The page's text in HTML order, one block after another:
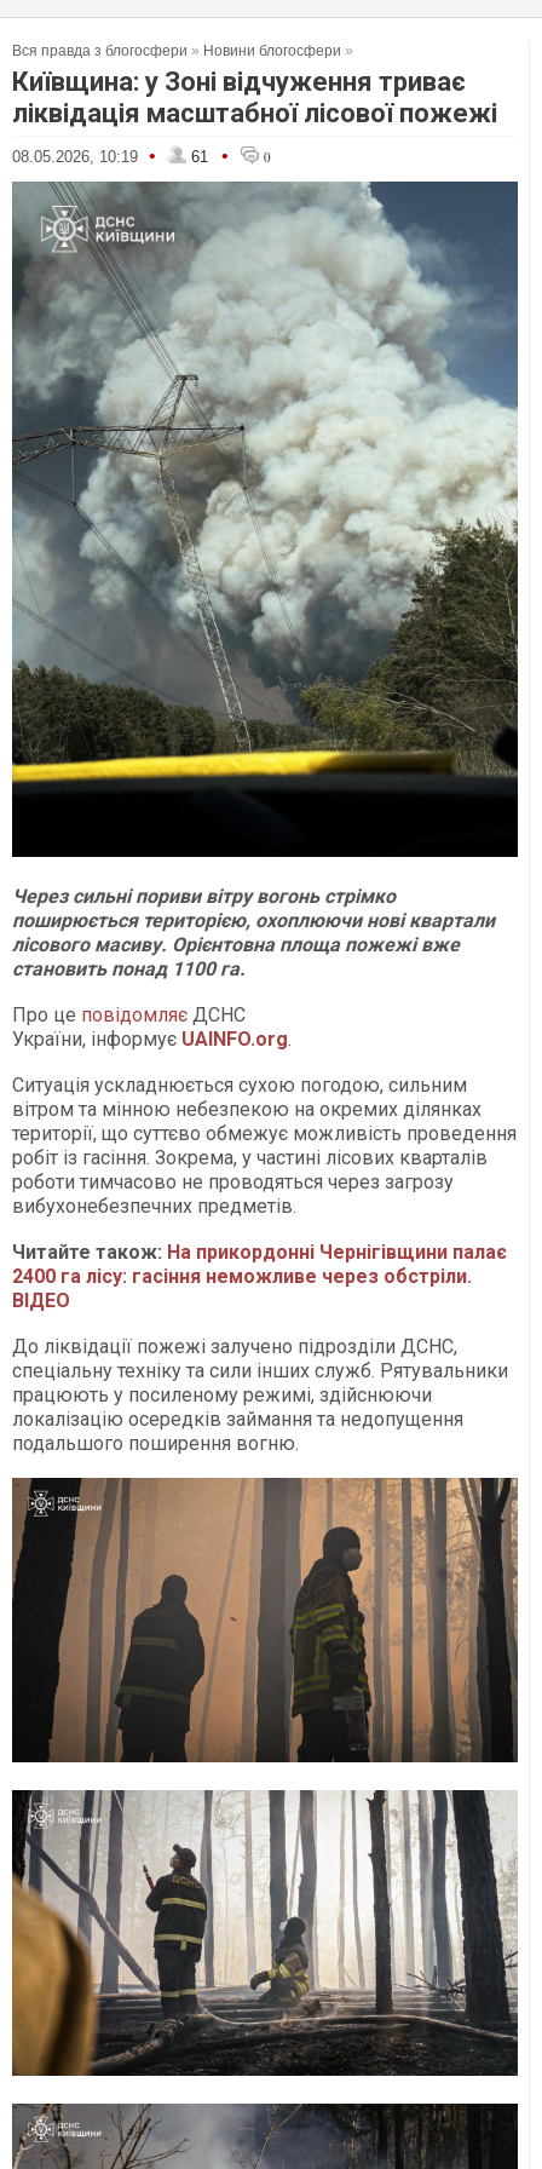
Вся правда з блогосфери » Новини блогосфери »
Київщина: у Зоні відчуження триває
ліквідація масштабної лісової пожежі
08.05.2026, 10:19 • 61 • 0
Через сильні пориви вітру вогонь стрімко
поширюється територією, охоплюючи нові квартали
лісового масиву. Орієнтовна площа пожежі вже
становить понад 1100 га.
Про це повідомляє ДСНС
України, інформує UAINFO.org.
Ситуація ускладнюється сухою погодою, сильним
вітром та мінною небезпекою на окремих ділянках
території, що суттєво обмежує можливість проведення
робіт із гасіння. Зокрема, у частині лісових кварталів
роботи тимчасово не проводяться через загрозу
вибухонебезпечних предметів.
Читайте також: На прикордонні Чернігівщини палає
2400 га лісу: гасіння неможливе через обстріли.
ВІДЕО
До ліквідації пожежі залучено підрозділи ДСНС,
спеціальну техніку та сили інших служб. Рятувальники
працюють у посиленому режимі, здійснюючи
локалізацію осередків займання та недопущення
подальшого поширення вогню.